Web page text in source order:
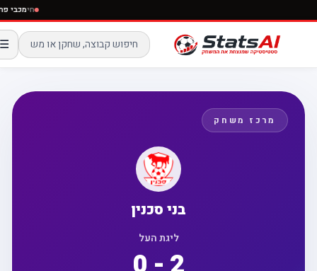
חימכבי
☰
מרכז משחק
בני סכנין
ליגת העל